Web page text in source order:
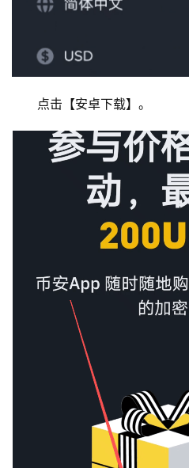
点击【安卓下载】。